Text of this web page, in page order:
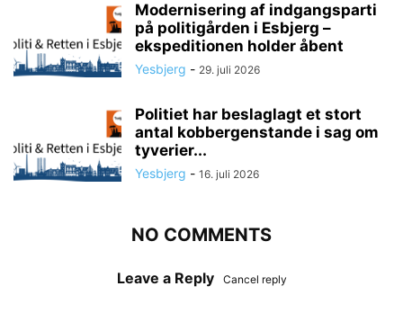
Modernisering af indgangsparti
på politigården i Esbjerg –
ekspeditionen holder åbent
Yesbjerg - 29. juli 2026
Politiet har beslaglagt et stort
antal kobbergenstande i sag om
tyverier...
Yesbjerg - 16. juli 2026
NO COMMENTS
Leave a Reply Cancel reply